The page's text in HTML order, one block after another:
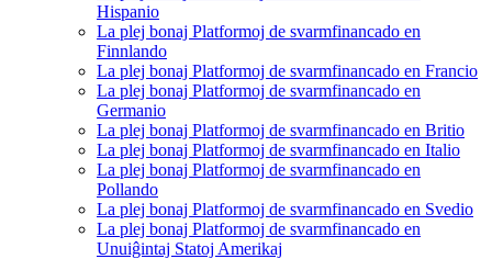
Hispanio
La plej bonaj Platformoj de svarmfinancado en
Finnlando
La plej bonaj Platformoj de svarmfinancado en Francio
La plej bonaj Platformoj de svarmfinancado en
Germanio
La plej bonaj Platformoj de svarmfinancado en Britio
La plej bonaj Platformoj de svarmfinancado en Italio
La plej bonaj Platformoj de svarmfinancado en
Pollando
La plej bonaj Platformoj de svarmfinancado en Svedio
La plej bonaj Platformoj de svarmfinancado en
Unuiĝintaj Statoj Amerikaj